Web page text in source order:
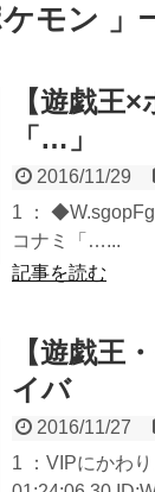
ケモン 」
【遊戯王
「…」
2016/11/29
1 ：
コナミ「…...
記事を読む
【遊戯王
イバ
2016/11/27
1 ：VIPにかわ